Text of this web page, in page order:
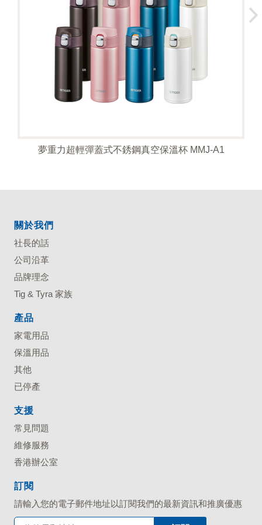
夢重力超輕彈蓋式不銹鋼真空保溫杯 MMJ-A1
關於我們
社長的話
公司沿革
品牌理念
Tig & Tyra 家族
產品
家電用品
保溫用品
其他
已停產
支援
常見問題
維修服務
香港辦公室
訂閱
請輸入您的電子郵件地址以訂閱我們的最新資訊和推廣優惠